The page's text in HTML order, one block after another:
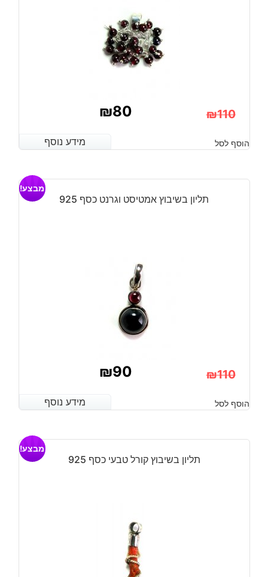
₪110
המקורי
היה:
₪110.
₪80
הנוכחי
הוא:
₪80.
מידע נוסף הוסף לסל מידע נוסף
תליון בשיבוץ אמטיסט וגרנט כסף 925
מבצע!
₪110
המקורי
היה:
₪90
הנוכחי
הוא:
מידע נוסף הוסף לסל מידע נוסף
תליון בשיבוץ קורל טבעי כסף 925
מבצע!